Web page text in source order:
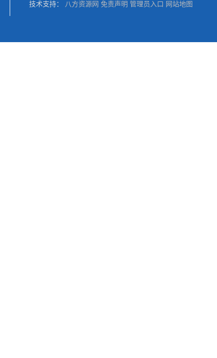
技术支持： 八方资源网 免责声明 管理员入口 网站地图